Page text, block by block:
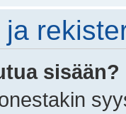
sisään?